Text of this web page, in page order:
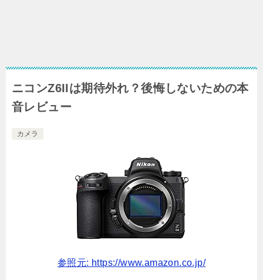
ニコンZ6IIは期待外れ？後悔しないための本
音レビュー
カメラ
参照元: https://www.amazon.co.jp/